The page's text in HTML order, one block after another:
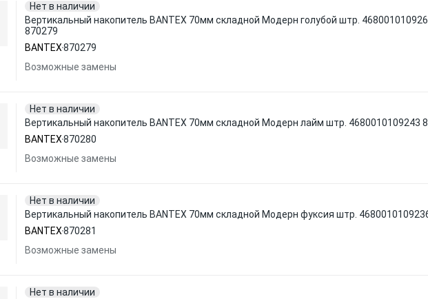
Нет в наличии
Вертикальный накопитель BANTEX 70мм складной Модерн голубой штр.
870279
BANTEX870279
Возможные замены
Нет в наличии
Вертикальный накопитель BANTEX 70мм складной Модерн лайм штр. 4680010109243
BANTEX870280
Возможные замены
Нет в наличии
Вертикальный накопитель BANTEX 70мм складной Модерн фуксия штр.
BANTEX870281
Возможные замены
Нет в наличии